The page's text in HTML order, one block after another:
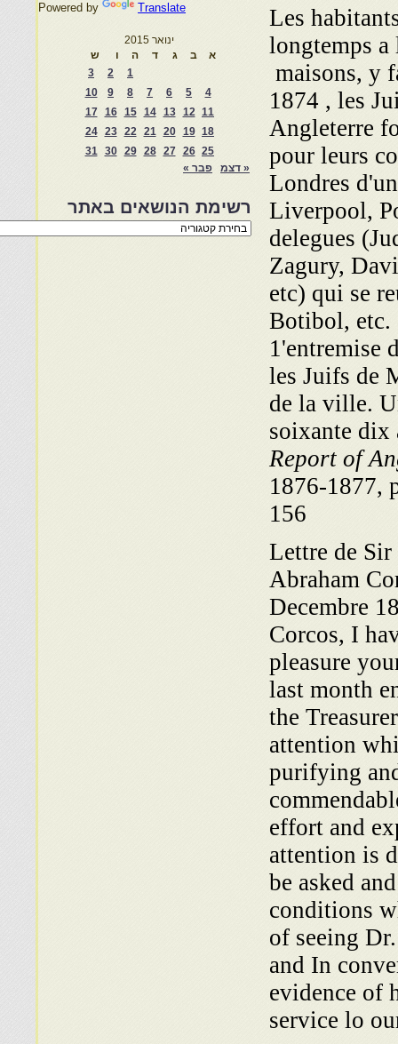
Les
longtemps a
maisons, y
1874 , les
Angleterre
pour leurs
Londres
Liverpool,
delegues
Zagury,
etc) qui se
Botibol, etc.
1'entremise
les Juifs de
de la ville.
soixante dix
Report of
1876-1877,
156
Lettre de
Abraham
Decembre
Corcos, I
pleasure
last month
the
attention
purifying
effort and
attention is
be asked
conditions
of seeing
and In
evidence of
service lo
Powered by Translate
ינואר 2015
א
ב ג ד ה ו
ש
1
2
3
4
5
6
7
8
9
10
11
12
13
14
15
16
17
18
19
20
21
22
23
24
25
26
27
28
29
30
31
« דצמ
פבר »
רשימת הנושאים באתר
רשימת
הנושאים